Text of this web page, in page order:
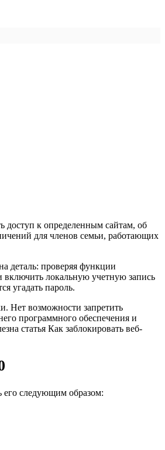
доступ к определенным сайтам, об
для членов семьи, работающих
деталь: проверяя функции
включить локальную учетную запись
угадать пароль.
Нет возможности запретить
программного обеспечения и
статья Как заблокировать веб-
его следующим образом: